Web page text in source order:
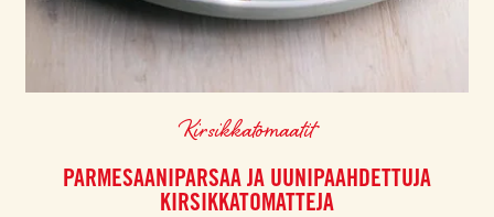
Kirsikkatomaatit
PARMESAANIPARSAA JA UUNIPAAHDETTUJA
KIRSIKKATOMATTEJA